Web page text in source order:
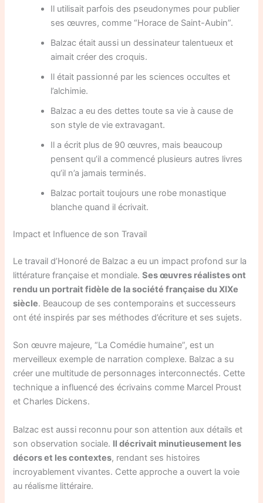
Il utilisait parfois des pseudonymes pour publier
ses œuvres, comme “Horace de Saint-Aubin”.
Balzac était aussi un dessinateur talentueux et
aimait créer des croquis.
Il était passionné par les sciences occultes et
l’alchimie.
Balzac a eu des dettes toute sa vie à cause de
son style de vie extravagant.
Il a écrit plus de 90 œuvres, mais beaucoup
pensent qu’il a commencé plusieurs autres livres
qu’il n’a jamais terminés.
Balzac portait toujours une robe monastique
blanche quand il écrivait.
Impact et Influence de son Travail
Le travail d’Honoré de Balzac a eu un impact profond sur la
littérature française et mondiale.Ses œuvres réalistes ont
rendu un portrait fidèle de la société française du XIXe
siècle. Beaucoup de ses contemporains et successeurs
ont été inspirés par ses méthodes d’écriture et ses sujets.
Son œuvre majeure, “La Comédie humaine”, est un
merveilleux exemple de narration complexe. Balzac a su
créer une multitude de personnages interconnectés. Cette
technique a influencé des écrivains comme Marcel Proust
et Charles Dickens.
Balzac est aussi reconnu pour son attention aux détails et
son observation sociale. Il décrivait minutieusement les
décors et les contextes, rendant ses histoires
incroyablement vivantes. Cette approche a ouvert la voie
au réalisme littéraire.